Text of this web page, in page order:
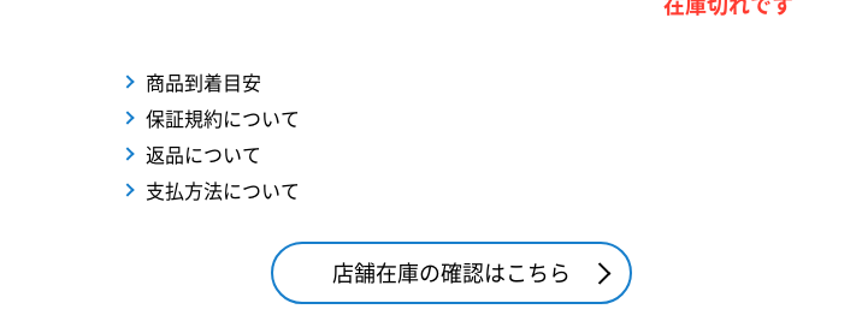
商品到着目安
保証規約について
返品について
支払方法について
店舗在庫の確認はこちら